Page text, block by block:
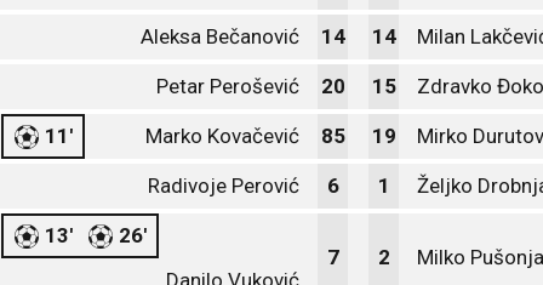
Aleksa Bečanović 14 14 Milan
Petar Perošević 20 15 Zdravko
11' Marko Kovačević 85 19 Mirko
Radivoje Perović 6 1 Željko
13'
26'
Danilo Vuković
7 2 Milko Pušonja